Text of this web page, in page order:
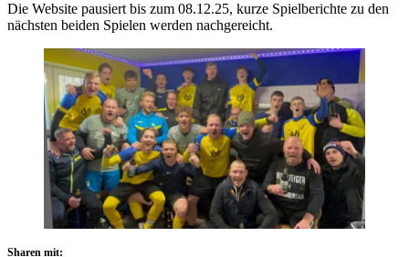
Die Website pausiert bis zum 08.12.25, kurze Spielberichte zu den
nächsten beiden Spielen werden nachgereicht.
Sharen mit: